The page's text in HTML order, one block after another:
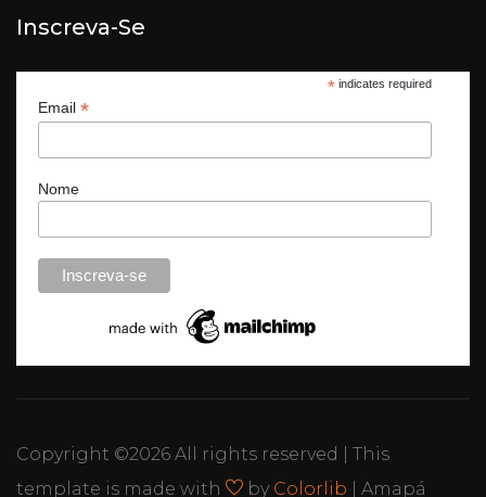
Inscreva-Se
*indicates required
Email *
Nome
Copyright ©2026 All rights reserved | This
template is made with
by Colorlib | Amapá